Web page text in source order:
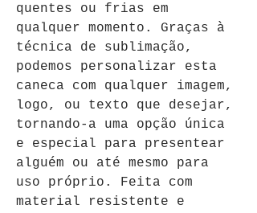
quentes ou frias em
qualquer momento. Graças à
técnica de sublimação,
podemos personalizar esta
caneca com qualquer imagem,
logo, ou texto que desejar,
tornando-a uma opção única
e especial para presentear
alguém ou até mesmo para
uso próprio. Feita com
material resistente e